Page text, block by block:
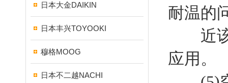
日本大金DAIKIN
日本丰兴TOYOOKI
穆格MOOG
日本不二越NACHI
耐温的
近该
应用。